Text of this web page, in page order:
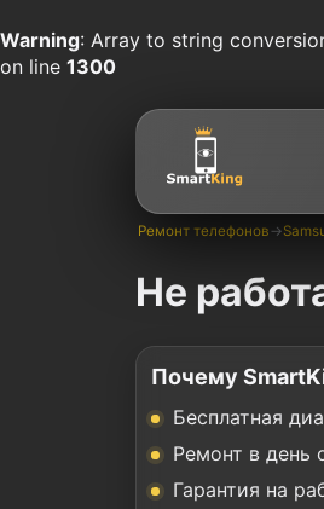
Warning: Array to string
on line 1300
Ремонт телефонов→
Не
Почему
Бесплатная
Ремонт в день
Гарантия на